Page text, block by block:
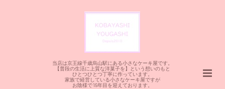
当店は京王線千歳烏山駅にある小さなケーキ屋です。
【普段の生活に上質な洋菓子を】という想いのもと
ひとつひとつ丁寧に作っています。
家族で経営している小さなケーキ屋ですが
お陰様で15年目を迎えております。